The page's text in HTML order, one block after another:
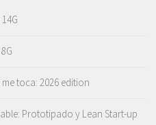
toca: 2026 edition
Prototipado y Lean Start-up